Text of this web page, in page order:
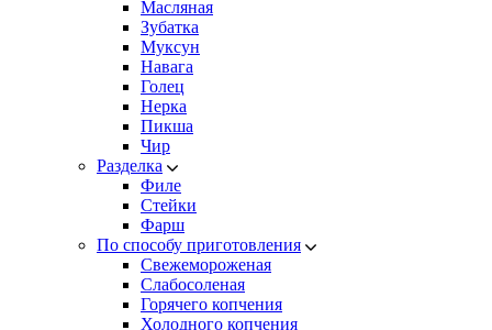
Масляная
Зубатка
Муксун
Навага
Голец
Нерка
Пикша
Чир
Разделка
Филе
Стейки
Фарш
По способу приготовления
Свежемороженая
Cлабосоленая
Горячего копчения
Холодного копчения